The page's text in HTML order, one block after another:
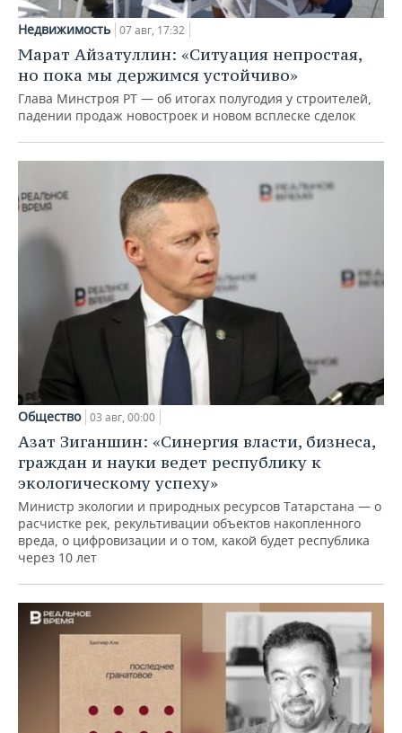
Недвижимость 07 авг, 17:32
Марат Айзатуллин: «Ситуация непростая,
но пока мы держимся устойчиво»
Глава Минстроя РТ — об итогах полугодия у строителей,
падении продаж новостроек и новом всплеске сделок
Общество 03 авг, 00:00
Азат Зиганшин: «Синергия власти, бизнеса,
граждан и науки ведет республику к
экологическому успеху»
Министр экологии и природных ресурсов Татарстана — о
расчистке рек, рекультивации объектов накопленного
вреда, о цифровизации и о том, какой будет республика
через 10 лет